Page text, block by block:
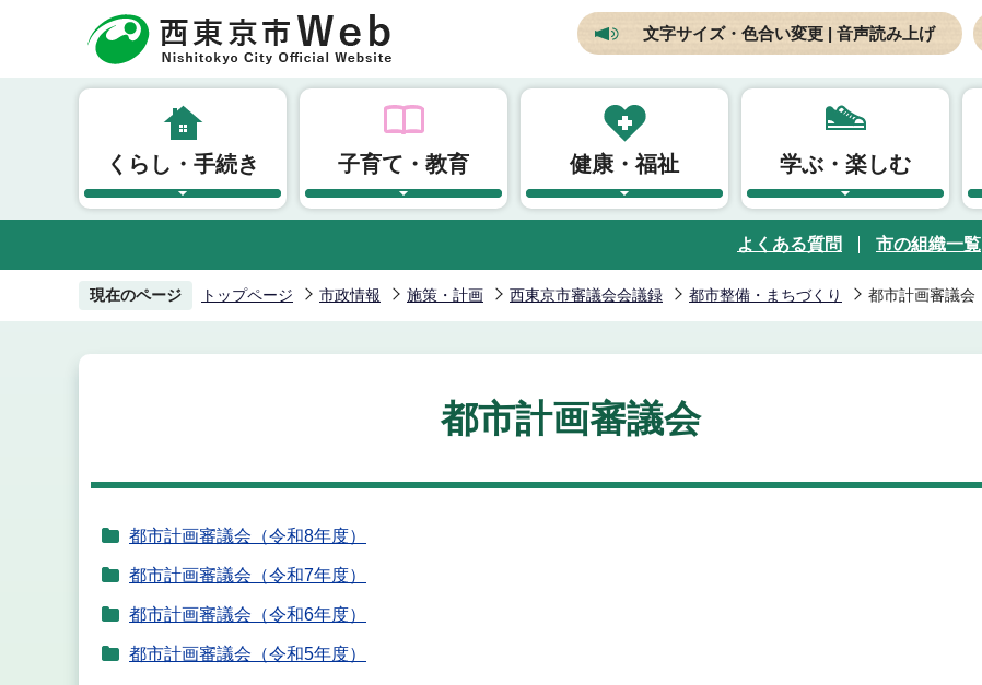
頭
文字サイズ・色合い変更 | 音声読み上げ
くらし・手続き 子育て・教育 健康・福祉 学ぶ・楽しむ
よくある質問 市の組織一覧
現在のページ トップページ 市政情報 施策・計画 西東京市審議会会議録 都市整備・まちづくり 都市計画審議会
都市計画審議会
都市計画審議会（令和8年度）
都市計画審議会（令和7年度）
都市計画審議会（令和6年度）
都市計画審議会（令和5年度）